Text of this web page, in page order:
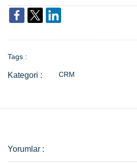
Tags :
CRM